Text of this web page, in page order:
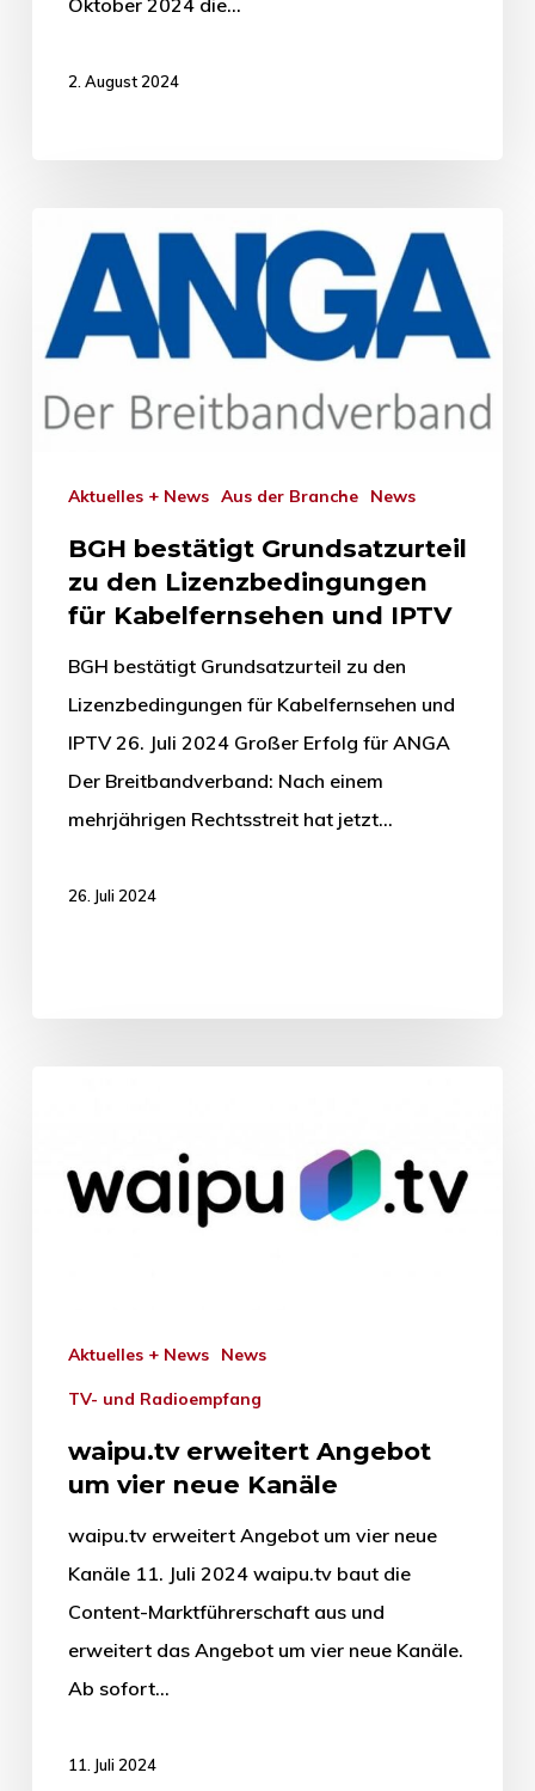
2. August 2024
Aktuelles + News Aus der Branche News
BGH bestätigt Grund­satz­ur­teil
zu den Lizenzbedingungen
für Kabelfernsehen und IPTV
BGH bestätigt Grund­satz­ur­teil zu den
Lizenzbedingungen für Kabelfernsehen und
IPTV 26. Juli 2024 Großer Erfolg für ANGA
Der Breitbandverband: Nach einem
mehrjährigen Rechtsstreit hat jetzt…
26. Juli 2024
Aktuelles + News News
TV- und Radioempfang
waipu.tv erweitert Angebot
um vier neue Kanäle
waipu.tv erweitert Angebot um vier neue
Kanäle 11. Juli 2024 waipu.tv baut die
Content-Marktführerschaft aus und
erweitert das Angebot um vier neue Kanäle.
Ab sofort…
11. Juli 2024